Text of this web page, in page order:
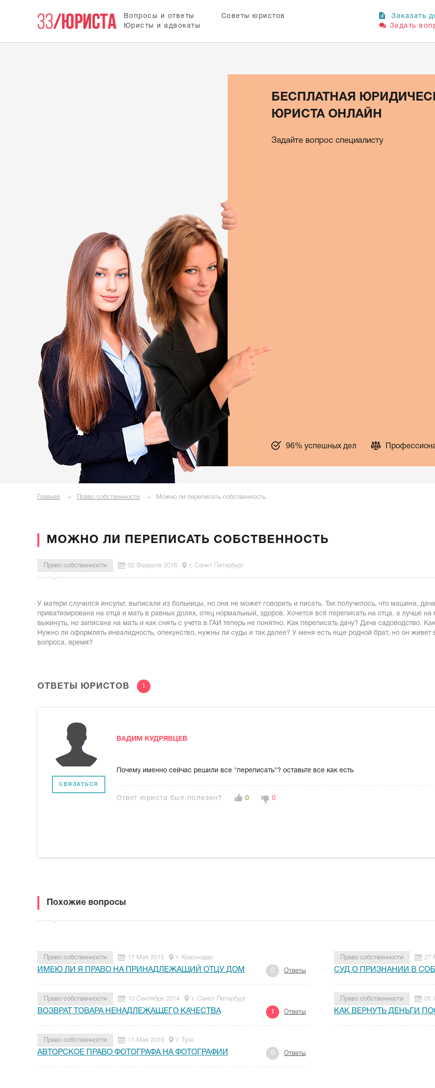
Вопросы и ответы
Советы юристов
Юристы и адвокаты
Заказать
Задать
БЕСПЛАТНАЯ
ЮРИСТА ОНЛАЙН
Задайте вопрос специалисту
96% успешных дел
Главная Право собственности Можно ли переписать собственность
МОЖНО ЛИ ПЕРЕПИСАТЬ СОБСТВЕННОСТЬ
Право собственности 02 Февраля 2016 г. Санкт Петербург
У матери случился инсульт, выписали из больницы, но она не может говорить и писать. Так получилось, что машина,
приватизирована на отца и мать в равных долях, отец нормальный, здоров. Хочется всё переписать на отца, а лучше
выкинуть, но записана на мать и как снять с учета в ГАИ теперь не понятно. Как переписать дачу? Дача садоводство.
Нужно ли оформлять инвалидность, опекунство, нужны ли суды и так далее? У меня есть еще родной брат, но он живет
вопроса, время?
ОТВЕТЫ ЮРИСТОВ 1
СВЯЗАТЬСЯ
ВАДИМ КУДРЯВЦЕВ
Почему именно сейчас решили все "переписать"? оставьте все как есть
Ответ юриста был полезен? 0 0
Похожие вопросы
Право собственности 17 Мая 2015 г. Краснодар
ИМЕЮ ЛИ Я ПРАВО НА ПРИНАДЛЕЖАЩИЙ ОТЦУ ДОМ 0 Ответы
Право собственности 27
СУД О ПРИЗНАНИИ В
Право собственности 10 Сентября 2014 г. Санкт Петербург
ВОЗВРАТ ТОВАРА НЕНАДЛЕЖАЩЕГО КАЧЕСТВА 1 Ответы
Право собственности 05
КАК ВЕРНУТЬ ДЕНЬГИ
Право собственности 11 Мая 2016 г. Тула
АВТОРСКОЕ ПРАВО ФОТОГРАФА НА ФОТОГРАФИИ 0 Ответы